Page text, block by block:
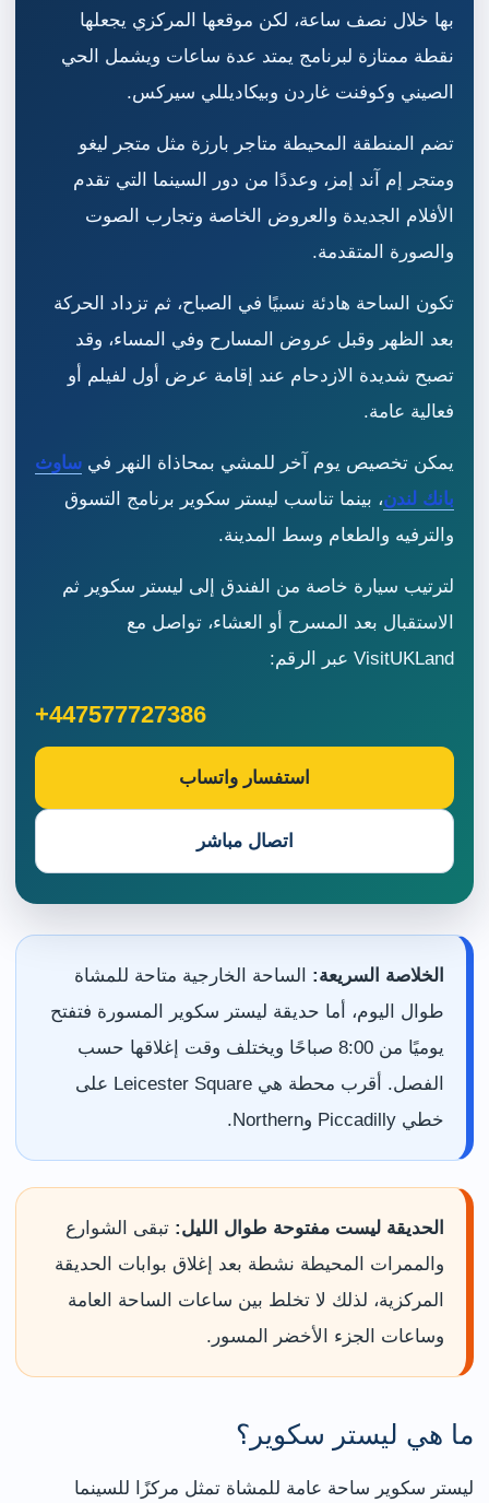
بها خلال نصف ساعة، لكن موقعها المركزي يجعلها
نقطة ممتازة لبرنامج يمتد عدة ساعات ويشمل الحي
الصيني وكوفنت غاردن وبيكاديللي سيركس.
تضم المنطقة المحيطة متاجر بارزة مثل متجر ليغو
ومتجر إم آند إمز، وعددًا من دور السينما التي تقدم
الأفلام الجديدة والعروض الخاصة وتجارب الصوت
والصورة المتقدمة.
تكون الساحة هادئة نسبيًا في الصباح، ثم تزداد الحركة
بعد الظهر وقبل عروض المسارح وفي المساء، وقد
تصبح شديدة الازدحام عند إقامة عرض أول لفيلم أو
فعالية عامة.
يمكن تخصيص يوم آخر للمشي بمحاذاة النهر في ساوث
بانك لندن، بينما تناسب ليستر سكوير برنامج التسوق
والترفيه والطعام وسط المدينة.
لترتيب سيارة خاصة من الفندق إلى ليستر سكوير ثم
الاستقبال بعد المسرح أو العشاء، تواصل مع
VisitUKLand عبر الرقم:
+447577727386
استفسار واتساب
اتصال مباشر
الخلاصة السريعة: الساحة الخارجية متاحة للمشاة
طوال اليوم، أما حديقة ليستر سكوير المسورة فتفتح
يوميًا من 8:00 صباحًا ويختلف وقت إغلاقها حسب
الفصل. أقرب محطة هي Leicester Square على
خطي Piccadilly وNorthern.
الحديقة ليست مفتوحة طوال الليل: تبقى الشوارع
والممرات المحيطة نشطة بعد إغلاق بوابات الحديقة
المركزية، لذلك لا تخلط بين ساعات الساحة العامة
وساعات الجزء الأخضر المسور.
ما هي ليستر سكوير؟
ليستر سكوير ساحة عامة للمشاة تمثل مركزًا للسينما